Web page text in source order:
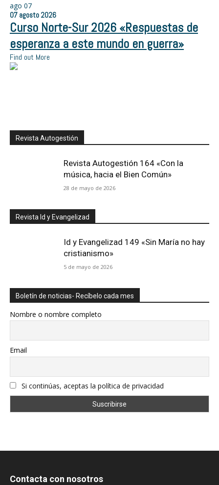
ago 07
07 agosto 2026
Curso Norte-Sur 2026 «Respuestas de
esperanza a este mundo en guerra»
Find out More
Revista Autogestión
Revista Autogestión 164 «Con la
música, hacia el Bien Común»
28 de mayo de 2026
Revista Id y Evangelizad
Id y Evangelizad 149 «Sin María no hay
cristianismo»
5 de mayo de 2026
Boletín de noticias- Recíbelo cada mes
Nombre o nombre completo
Email
Si continúas, aceptas la política de privacidad
Contacta con nosotros